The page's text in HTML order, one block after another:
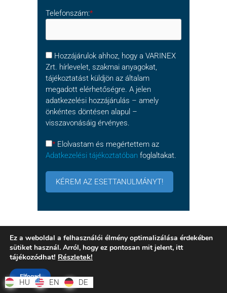
Telefonszám:*
Hozzájárulok ahhoz, hogy a VARINEX
Zrt. hírlevelet, szakmai anyagokat,
tájékoztatást küldjön az általam
megadott elérhetőségre. A jelen
adatkezelési hozzájárulás – amely
önkéntes döntésen alapul –
visszavonásáig érvényes.
* Elolvastam és megértettem az
Adatkezelési tájékoztatóban foglaltakat.
CATEGORY :VARINEX AEROSPACE,
FDM
Ez a weboldal a felhasználói élmény optimalizálása érdekében
sütiket használ. Arról, hogy ez pontosan mit jelent, itt
tájékozódhat! Részletek!
Elfogad
HU EN DE
HU EN DE